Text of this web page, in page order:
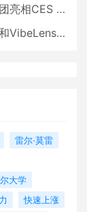
广受好评
同推出全新耳机
雷尔·莫雷
大学
快速上涨